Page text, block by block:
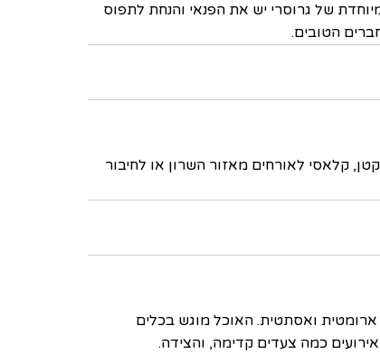
של גרוסרי יש את הפנאי והנחת לתפוס
קלאסי לאורחים מאזור השרון או לחיבור
ארומטית ואסתטית. האוכל מוגש בכלים
כמה צעדים קדימה, והצידה.